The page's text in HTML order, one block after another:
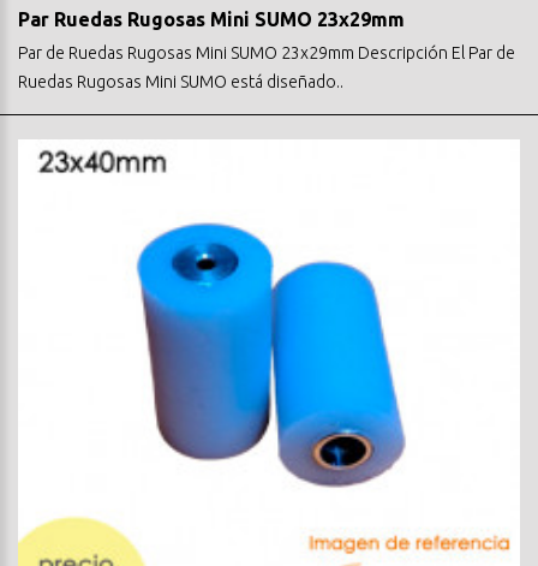
Par Ruedas Rugosas Mini SUMO 23x29mm
Par de Ruedas Rugosas Mini SUMO 23x29mm Descripción El Par de
Ruedas Rugosas Mini SUMO está diseñado..